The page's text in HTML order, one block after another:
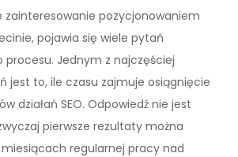
zainteresowanie pozycjonowaniem
pojawia się wiele pytań
Jednym z najczęściej
jest to, ile czasu zajmuje osiągnięcie
działań SEO. Odpowiedź nie jest
pierwsze rezultaty można
miesiącach regularnej pracy nad